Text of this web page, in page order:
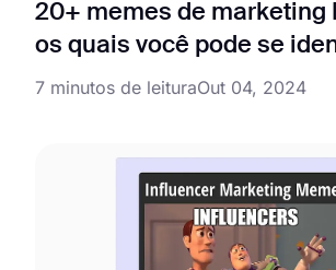
20+ memes de marketing
os quais você pode se
7 minutos de leituraOut 04, 2024